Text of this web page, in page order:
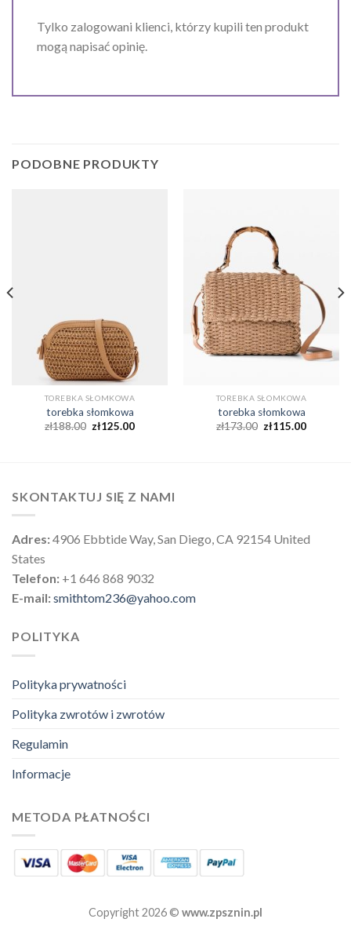
Tylko zalogowani klienci, którzy kupili ten produkt
mogą napisać opinię.
PODOBNE PRODUKTY
TOREBKA SŁOMKOWA
torebka słomkowa
zł188.00 zł125.00
TOREBKA SŁOMKOWA
torebka słomkowa
zł173.00 zł115.00
SKONTAKTUJ SIĘ Z NAMI
Adres:4906 Ebbtide Way, San Diego, CA 92154 United
States
Telefon: +1 646 868 9032
E-mail:smithtom236@yahoo.com
POLITYKA
Polityka prywatności
Polityka zwrotów i zwrotów
Regulamin
Informacje
METODA PŁATNOŚCI
Copyright 2026 © www.zpsznin.pl